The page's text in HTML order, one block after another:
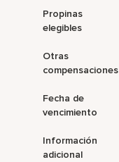
Propinas
elegibles
Otras
compensaciones
Fecha de
vencimiento
Información
adicional